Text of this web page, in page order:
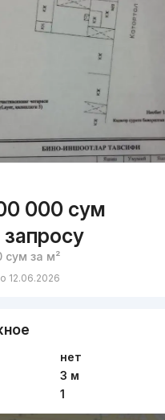
000 сум
сум за м²
12.06.2026
нет
3 м
1